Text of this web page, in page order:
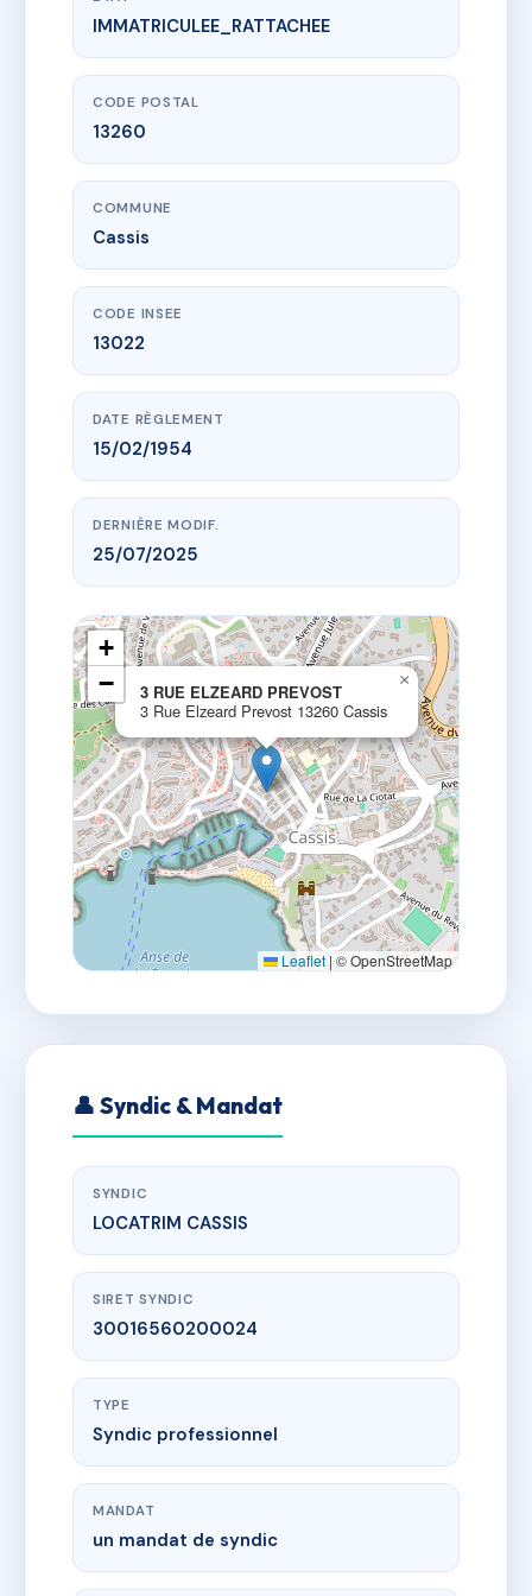
www.vme.plus/AJ3225943
3 RUE ELZEARD PREVOST
3 Rue Elzeard Prevost
IMMATRICULEE_RATTACHEE
CODE POSTAL
13260
COMMUNE
Cassis
CODE INSEE
13022
DATE RÈGLEMENT
15/02/1954
DERNIÈRE MODIF.
25/07/2025
3 RUE ELZEARD PREVOST
3 Rue Elzeard Prevost 13260 Cassis
×
+
−
Leaflet | © OpenStreetMap
👤 Syndic & Mandat
SYNDIC
LOCATRIM CASSIS
SIRET SYNDIC
30016560200024
TYPE
Syndic professionnel
MANDAT
un mandat de syndic